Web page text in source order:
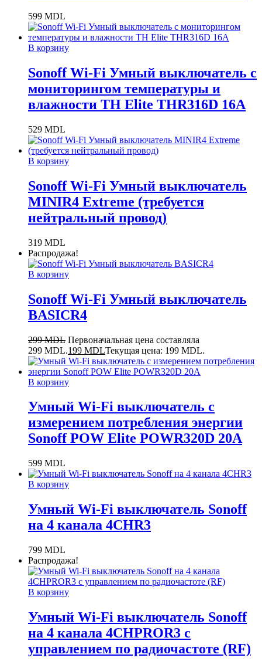
599 MDL
В корзину
Sonoff Wi-Fi Умный выключатель с
мониторингом температуры и
влажности TH Elite THR316D 16A
529 MDL
В корзину
Sonoff Wi-Fi Умный выключатель
MINIR4 Extreme (требуется
нейтральный провод)
319 MDL
Распродажа!
В корзину
Sonoff Wi-Fi Умный выключатель
BASICR4
299MDL Первоначальная цена составляла
299 MDL.199 MDLТекущая цена: 199 MDL.
В корзину
Умный Wi-Fi выключатель с
измерением потребления энергии
Sonoff POW Elite POWR320D 20A
599 MDL
В корзину
Умный Wi-Fi выключатель Sonoff
на 4 канала 4CHR3
799 MDL
Распродажа!
В корзину
Умный Wi-Fi выключатель Sonoff
на 4 канала 4CHPROR3 с
управлением по радиочастоте (RF)